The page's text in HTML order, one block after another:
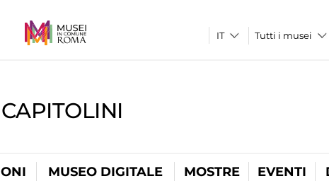
Tutti i musei
MUSEO DIGITALE MOSTRE EVENTI